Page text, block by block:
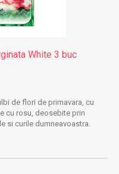
White 3 buc
de flori de primavara, cu
cu rosu, deosebite prin
si curile dumneavoastra.